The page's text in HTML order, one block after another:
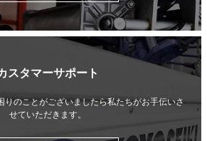
スタマーサポート
りのことがございましたら私たちがお手伝いさ
せていただきます。